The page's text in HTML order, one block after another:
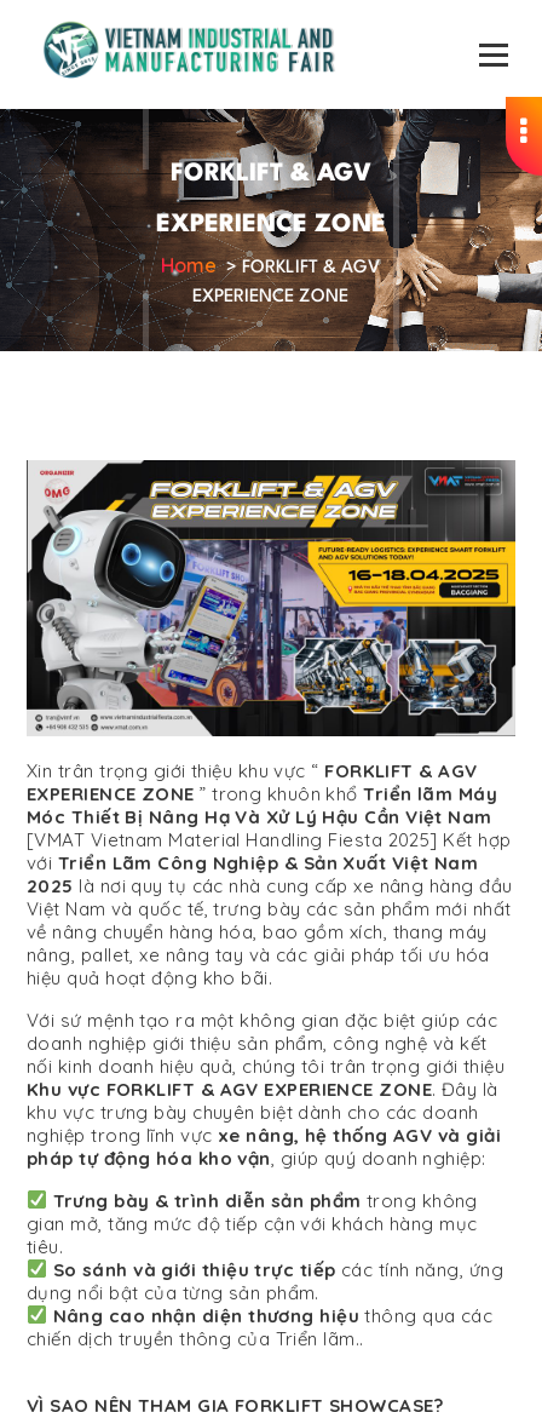
FORKLIFT & AGV
EXPERIENCE ZONE
Home> FORKLIFT & AGV
EXPERIENCE ZONE
Xin trân trọng giới thiệu khu vực “ FORKLIFT & AGV
EXPERIENCE ZONE ” trong khuôn khổTriển lãm Máy
Móc Thiết Bị Nâng Hạ Và Xử Lý Hậu Cần Việt Nam
[VMAT Vietnam Material Handling Fiesta 2025] Kết hợp
với Triển Lãm Công Nghiệp & Sản Xuất Việt Nam
2025 là nơi quy tụ các nhà cung cấp xe nâng hàng đầu
Việt Nam và quốc tế, trưng bày các sản phẩm mới nhất
về nâng chuyển hàng hóa, bao gồm xích, thang máy
nâng, pallet, xe nâng tay và các giải pháp tối ưu hóa
hiệu quả hoạt động kho bãi.
Với sứ mệnh tạo ra một không gian đặc biệt giúp các
doanh nghiệp giới thiệu sản phẩm, công nghệ và kết
nối kinh doanh hiệu quả, chúng tôi trân trọng giới thiệu
Khu vực FORKLIFT & AGV EXPERIENCE ZONE. Đây là
khu vực trưng bày chuyên biệt dành cho các doanh
nghiệp trong lĩnh vực xe nâng, hệ thống AGV và giải
pháp tự động hóa kho vận , giúp quý doanh nghiệp:
Trưng bày & trình diễn sản phẩm trong không
gian mở, tăng mức độ tiếp cận với khách hàng mục
tiêu.
So sánh và giới thiệu trực tiếp các tính năng, ứng
dụng nổi bật của từng sản phẩm.
Nâng cao nhận diện thương hiệu thông qua các
chiến dịch truyền thông của Triển lãm..
VÌ SAO NÊN THAM GIA FORKLIFT SHOWCASE?